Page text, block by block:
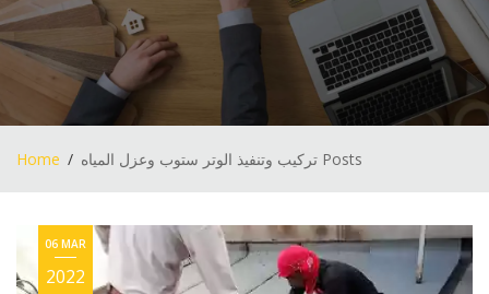
Home تركيب وتنفيذ الوتر ستوب وعزل المياه Posts
06 MAR
2022